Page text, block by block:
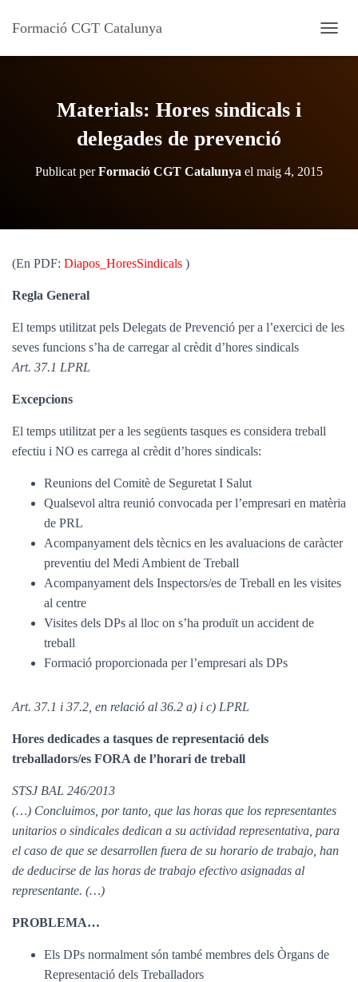
Formació CGT Catalunya
A
Materials: Hores sindicals i
delegades de prevenció
Publicat perFormació CGT Catalunya el maig 4, 2015
(En PDF: Diapos_HoresSindicals )
Regla General
El temps utilitzat pels Delegats de Prevenció per a l’exercici de les
seves funcions s’ha de carregar al crèdit d’hores sindicals
Art. 37.1 LPRL
Excepcions
El temps utilitzat per a les següents tasques es considera treball
efectiu i NO es carrega al crèdit d’hores sindicals:
Reunions del Comitè de Seguretat I Salut
Qualsevol altra reunió convocada per l’empresari en matèria
de PRL
Acompanyament dels tècnics en les avaluacions de caràcter
preventiu del Medi Ambient de Treball
Acompanyament dels Inspectors/es de Treball en les visites
al centre
Visites dels DPs al lloc on s’ha produït un accident de
treball
Formació proporcionada per l’empresari als DPs
Art. 37.1 i 37.2, en relació al 36.2 a) i c) LPRL
Hores dedicades a tasques de representació dels
treballadors/es FORA de l’horari de treball
STSJ BAL 246/2013
(…) Concluimos, por tanto, que las horas que los representantes
unitarios o sindicales dedican a su actividad representativa, para
el caso de que se desarrollen fuera de su horario de trabajo, han
de deducirse de las horas de trabajo efectivo asignadas al
representante. (…)
PROBLEMA…
Els DPs normalment són també membres dels Òrgans de
Representació dels Treballadors